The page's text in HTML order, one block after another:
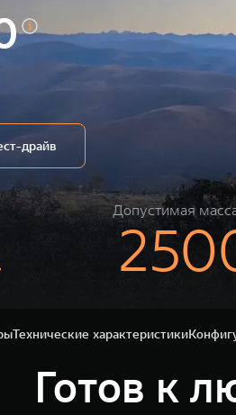
драйв
Допустимая
Технические характеристики
Готов к